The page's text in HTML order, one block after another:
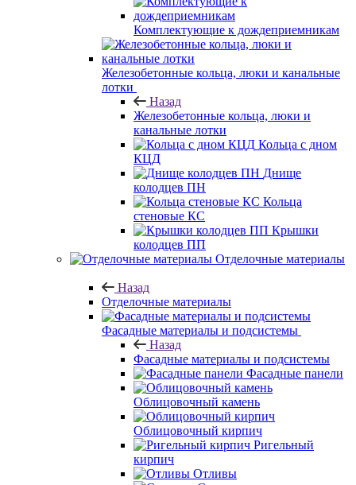
Комплектующие к дождеприемникам
Железобетонные кольца, люки и канальные
лотки
Назад
Железобетонные кольца, люки и
канальные лотки
Кольца с дном
КЦД
Днище
колодцев ПН
Кольца
стеновые КС
Крышки
колодцев ПП
Отделочные материалы
Назад
Отделочные материалы
Фасадные материалы и подсистемы
Назад
Фасадные материалы и подсистемы
Фасадные панели
Облицовочный камень
Облицовочный кирпич
Ригельный
кирпич
Отливы